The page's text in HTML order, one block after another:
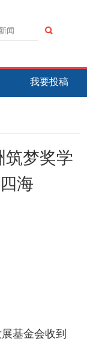
我要投稿
筑梦奖学
海
基金会收到